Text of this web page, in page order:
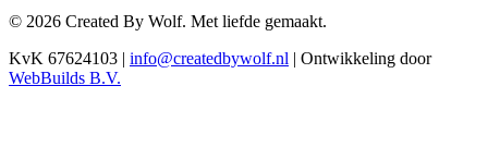
© 2026 Created By Wolf. Met liefde gemaakt.
KvK 67624103 | info@createdbywolf.nl | Ontwikkeling door
WebBuilds B.V.